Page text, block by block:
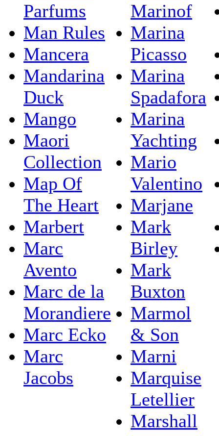
Parfums
Man Rules
Mancera
Mandarina
Duck
Mango
Maori
Collection
Map Of
The Heart
Marbert
Marc
Avento
Marc de la
Morandiere
Marc Ecko
Marc
Jacobs
Marinof
Marina
Picasso
Marina
Spadafora
Marina
Yachting
Mario
Valentino
Marjane
Mark
Birley
Mark
Buxton
Marmol
& Son
Marni
Marquise
Letellier
Marshall